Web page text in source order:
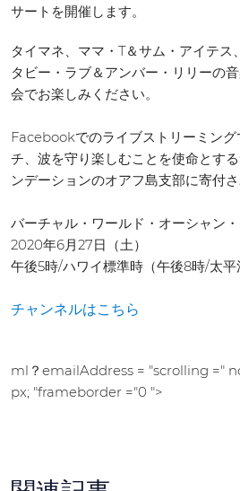
サートを開催します。
タイマネ、ママ・T＆サム・アイテス
タビー・ラブ＆アンバー・リリーの
会でお楽しみください。
Facebookでのライブストリーミン
チ、波を守り楽しむことを使命とす
ンデーションのオアフ島支部に寄付さ
バーチャル・ワールド・オーシャン
2020年6月27日（土）
午後5時/ハワイ標準時（午後8時/太平
チャンネルはこちら
ml？emailAddress = "scrolling ="
px; "frameborder ="0 ">